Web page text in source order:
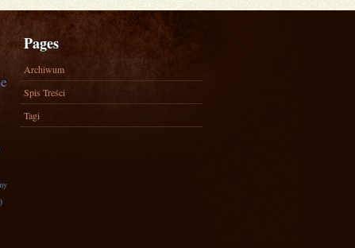
Pages
Archiwum
Spis Treści
Tagi